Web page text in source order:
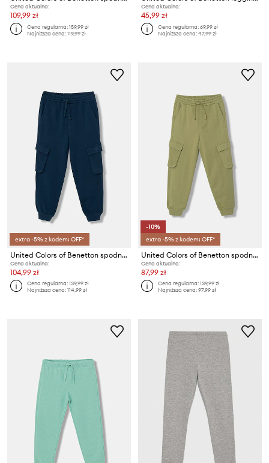
Cena aktualna:
109,99 zł
Cena regularna:159,99 zł
Najniższa cena:119,99 zł
Cena aktualna:
45,99 zł
Cena regularna:69,99 zł
Najniższa cena:47,99 zł
extra -5% z kodem: OFF*
United Colors of Benetton spodnie dresowe dziecięce bawełniane
Cena aktualna:
104,99 zł
Cena regularna:139,99 zł
Najniższa cena:114,99 zł
-10%
extra -5% z kodem: OFF*
United Colors of Benetton spodnie dresowe dziecięce bawełniane
Cena aktualna:
87,99 zł
Cena regularna:139,99 zł
Najniższa cena:97,99 zł